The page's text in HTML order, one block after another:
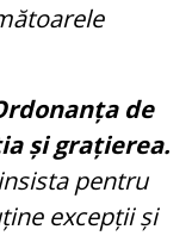
de
și grațierea.
pentru
excepții și